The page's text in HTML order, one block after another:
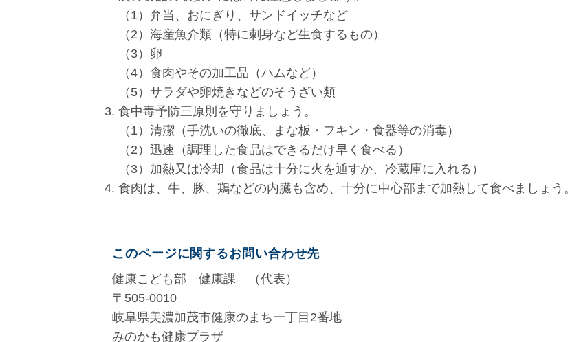
（1）弁当、おにぎり、サンドイッチなど
（2）海産魚介類（特に刺身など生食するもの）
（3）卵
（4）食肉やその加工品（ハムなど）
（5）サラダや卵焼きなどのそうざい類
食中毒予防三原則を守りましょう。
（1）清潔（手洗いの徹底、まな板・フキン・食器等の消毒）
（2）迅速（調理した食品はできるだけ早く食べる）
（3）加熱又は冷却（食品は十分に火を通すか、冷蔵庫に入れる）
食肉は、牛、豚、鶏などの内臓も含め、十分に中心部まで加熱して食べましょう。
このページに関するお問い合わせ先
健康こども部
健康課
代表
〒505-0010
岐阜県美濃加茂市健康のまち一丁目2番地
みのかも健康プラザ